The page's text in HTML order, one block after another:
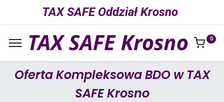
TAX SAFE Oddział Krosno
0
Oferta Kompleksowa BDO w TAX
SAFE Krosno